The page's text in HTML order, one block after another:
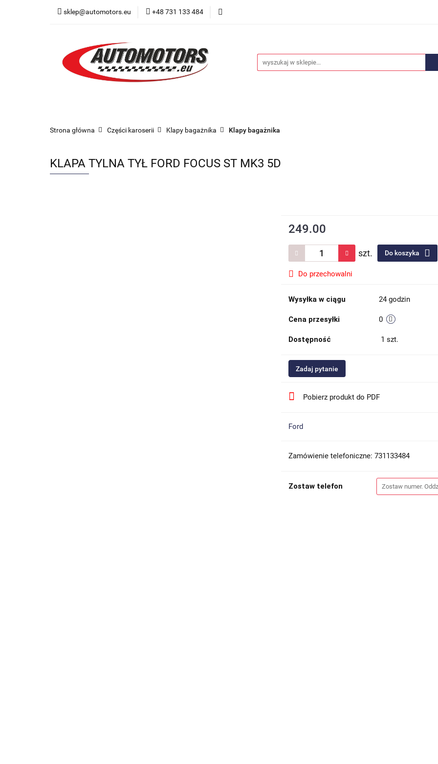
sklep@automotors.eu +48 731 133 484
Części samochodowe
Car audio Nowości
Strona główna Części karoserii Klapy bagażnika Klapy bagażnika
KLAPA TYLNA TYŁ FORD FOCUS ST MK3 5D
249.00
szt. Do koszyka
Do przechowalni
Wysyłka w ciągu 24 godzin
Cena przesyłki 0
Dostępność 1 szt.
Zadaj pytanie
Pobierz produkt do PDF
Ford
Zamówienie telefoniczne: 731133484
Zostaw telefon